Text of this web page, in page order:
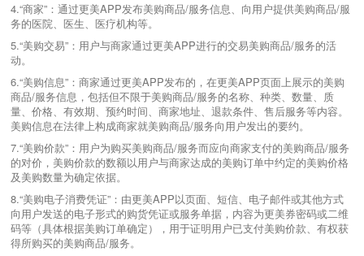
4.“商家”：通过更美APP发布美购商品/服务信息、向用户提供美购商品/服
务的医院、医生、医疗机构等。
5.“美购交易”：用户与商家通过更美APP进行的交易美购商品/服务的活
动。
6.“美购信息”：商家通过更美APP发布的，在更美APP页面上展示的美购
商品/服务信息，包括但不限于美购商品/服务的名称、种类、数量、质
量、价格、有效期、预约时间、商家地址、退款条件、售后服务等内容。
美购信息在法律上构成商家就美购商品/服务向用户发出的要约。
7.“美购价款”：用户为购买美购商品/服务而应向商家支付的美购商品/服务
的对价，美购价款的数额以用户与商家达成的美购订单中约定的美购价格
及美购数量为确定依据。
8.“美购电子消费凭证”：由更美APP以页面、短信、电子邮件或其他方式
向用户发送的电子形式的购货凭证或服务单据，内容为更美券密码或二维
码等（具体根据美购订单确定），用于证明用户已支付美购价款、有权获
得所购买的美购商品/服务。